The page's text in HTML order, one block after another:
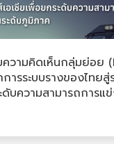
ความคิดเห็นกลุ่มย่อย
ารระบบรางของไทยสู่
ดับความสามารถการแ